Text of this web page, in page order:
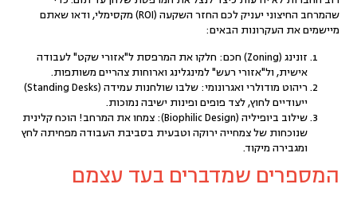
שהמרחב החיצוני יעניק לכם החזר השקעה (ROI) מקסימלי, ודאו שאתם
מיישמים את העקרונות הבאים:
זונינג (Zoning) חכם:
חלקו את המרפסת ל"אזורי שקט" לעבודה
אישית, ול"אזורי רעש" למינגלינג וארוחות צהריים משותפות.
ריהוט מודולרי ואגרונומי:
שלבו שולחנות עמידה (Standing Desks)
ייעודיים לחוץ, לצד פופים ופינות ישיבה נמוכות.
שילוב ביופיליה (Biophilic Design):
צמחו את המרחב! הוכח קלינית
שנוכחות של צמחייה ירוקה וטבעית בסביבת העבודה מפחיתה לחץ
ומגבירה מיקוד.
המספרים שמדברים בעד עצמם